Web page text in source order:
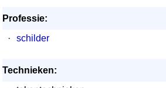
Professie:
·
schilder
Technieken: